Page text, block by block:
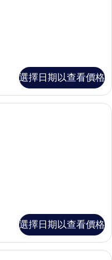
選擇日期以查看價格
具、羽絨被、客房內保險箱、書
選擇日期以查看價格
房, 1 張特大雙人床 | 高級寢具